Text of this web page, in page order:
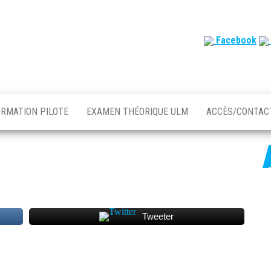
Facebook
PILOTE EXAMEN THÉORIQUE ULM ACCÈS/
Tweeter